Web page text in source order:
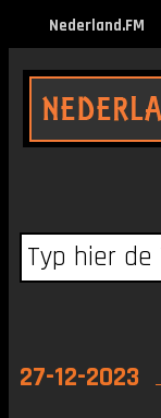
Nederland.FM
27-12-2023